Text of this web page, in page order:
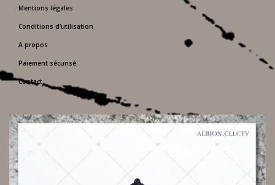
Mentions légales
Conditions d'utilisation
A propos
Paiement sécurisé
Contact